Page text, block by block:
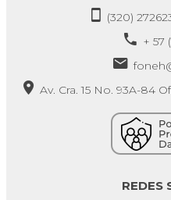
(320)
+ 57
Av. Cra. 15 No. 93A-
REDES